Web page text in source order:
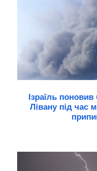
Ізраїль
Лівану під час